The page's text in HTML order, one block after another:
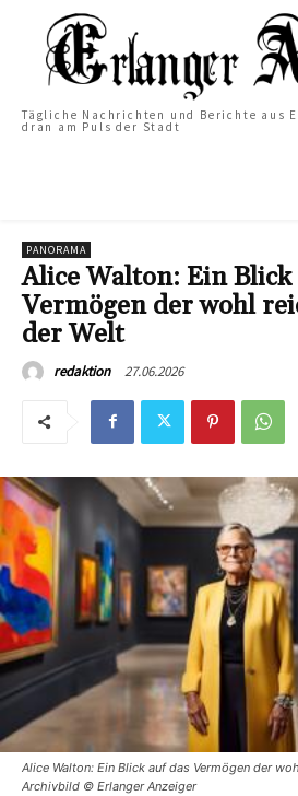
Tägliche Nachrichten und Berichte aus
dran am Puls der Stadt
PANORAMA
Alice Walton: Ein Blick
Vermögen der wohl
der Welt
redaktion 27.06.2026
Alice Walton: Ein Blick auf das Vermögen der
Archivbild © Erlanger Anzeiger